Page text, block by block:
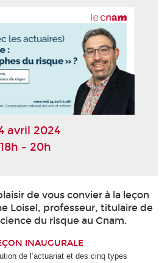
avril 2024
18h - 20h
de vous convier à la leçon
Loisel, professeur, titulaire de
du risque au Cnam.
INAUGURALE
de l’actuariat et des cinq types